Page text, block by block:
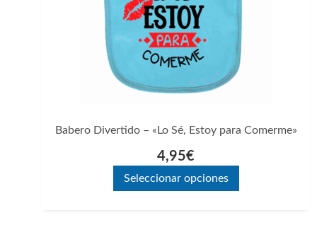
Babero Divertido – «Lo Sé, Estoy para Comerme»
4,95€
Seleccionar opciones
pueden
elegir
producto